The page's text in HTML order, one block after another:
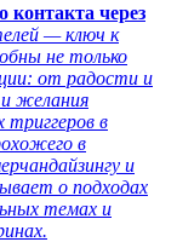
контакта через
— ключ к
не только
от радости и
желания
триггеров в
в
и
о подходах
темах и